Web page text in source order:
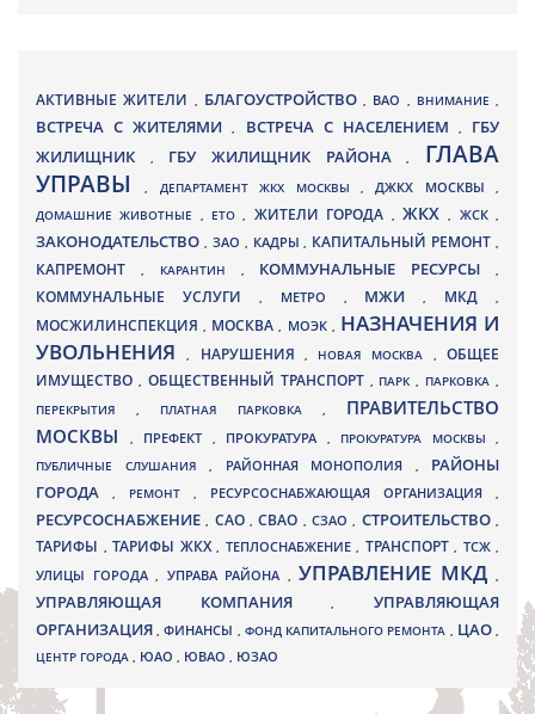
АКТИВНЫЕ ЖИТЕЛИ , БЛАГОУСТРОЙСТВО , ВАО , ВНИМАНИЕ ,
ВСТРЕЧА С ЖИТЕЛЯМИ, ВСТРЕЧА С НАСЕЛЕНИЕМ , ГБУ
ЖИЛИЩНИК
, ГБУ ЖИЛИЩНИК РАЙОНА, ГЛАВА
УПРАВЫ, ДЕПАРТАМЕНТ ЖКХ МОСКВЫ ,ДЖКХ МОСКВЫ ,
ДОМАШНИЕ ЖИВОТНЫЕ , ЕТО, ЖИТЕЛИ ГОРОДА , ЖКХ, ЖСК,
ЗАКОНОДАТЕЛЬСТВО , ЗАО , КАДРЫ, КАПИТАЛЬНЫЙ РЕМОНТ ,
КАПРЕМОНТ , КАРАНТИН , КОММУНАЛЬНЫЕ РЕСУРСЫ,
КОММУНАЛЬНЫЕ УСЛУГИ , МЕТРО , МЖИ, МКД ,
МОСЖИЛИНСПЕКЦИЯ, МОСКВА , МОЭК , НАЗНАЧЕНИЯ И
УВОЛЬНЕНИЯ, НАРУШЕНИЯ , НОВАЯ МОСКВА ,ОБЩЕЕ
ИМУЩЕСТВО , ОБЩЕСТВЕННЫЙ ТРАНСПОРТ , ПАРК, ПАРКОВКА ,
ПЕРЕКРЫТИЯ , ПЛАТНАЯ ПАРКОВКА , ПРАВИТЕЛЬСТВО
МОСКВЫ
, ПРЕФЕКТ , ПРОКУРАТУРА , ПРОКУРАТУРА МОСКВЫ ,
ПУБЛИЧНЫЕ СЛУШАНИЯ , РАЙОННАЯ МОНОПОЛИЯ , РАЙОНЫ
ГОРОДА
, РЕМОНТ , РЕСУРСОСНАБЖАЮЩАЯ ОРГАНИЗАЦИЯ ,
РЕСУРСОСНАБЖЕНИЕ, САО,СВАО ,СЗАО, СТРОИТЕЛЬСТВО,
ТАРИФЫ , ТАРИФЫ ЖКХ , ТЕПЛОСНАБЖЕНИЕ , ТРАНСПОРТ , ТСЖ ,
УЛИЦЫ ГОРОДА , УПРАВА РАЙОНА , УПРАВЛЕНИЕ МКД ,
УПРАВЛЯЮЩАЯ КОМПАНИЯ,УПРАВЛЯЮЩАЯ
ОРГАНИЗАЦИЯ,ФИНАНСЫ , ФОНД КАПИТАЛЬНОГО РЕМОНТА , ЦАО,
ЦЕНТР ГОРОДА , ЮАО , ЮВАО , ЮЗАО